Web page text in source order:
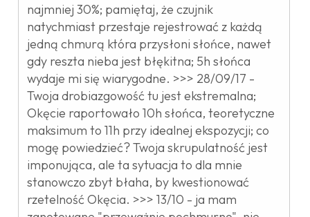
najmniej 30%; pamiętaj, że czujnik
natychmiast przestaje rejestrować z każdą
jedną chmurą która przysłoni słońce, nawet
gdy reszta nieba jest błękitna; 5h słońca
wydaje mi się wiarygodne. >>> 28/09/17 -
Twoja drobiazgowość tu jest ekstremalna;
Okęcie raportowało 10h słońca, teoretyczne
maksimum to 11h przy idealnej ekspozycji; co
mogę powiedzieć? Twoja skrupulatność jest
imponująca, ale ta sytuacja to dla mnie
stanowczo zbyt błaha, by kwestionować
rzetelność Okęcia. >>> 13/10 - ja mam